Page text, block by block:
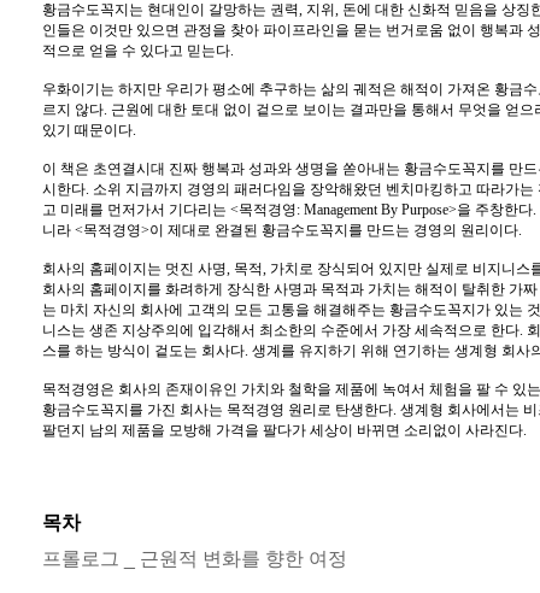
황금수도꼭지는 현대인이 갈망하는 권력, 지위, 돈에 대한 신화적 믿음을 상징
인들은 이것만 있으면 관정을 찾아 파이프라인을 묻는 번거로움 없이 행복과
적으로 얻을 수 있다고 믿는다.
우화이기는 하지만 우리가 평소에 추구하는 삶의 궤적은 해적이 가져온 황금
르지 않다. 근원에 대한 토대 없이 겉으로 보이는 결과만을 통해서 무엇을 얻
있기 때문이다.
이 책은 초연결시대 진짜 행복과 성과와 생명을 쏟아내는 황금수도꼭지를 만
시한다. 소위 지금까지 경영의 패러다임을 장악해왔던 벤치마킹하고 따라가
고 미래를 먼저가서 기다리는 <목적경영: Management By Purpose>을 주창한
니라 <목적경영>이 제대로 완결된 황금수도꼭지를 만드는 경영의 원리이다.
회사의 홈페이지는 멋진 사명, 목적, 가치로 장식되어 있지만 실제로 비지니스
회사의 홈페이지를 화려하게 장식한 사명과 목적과 가치는 해적이 탈취한 가
는 마치 자신의 회사에 고객의 모든 고통을 해결해주는 황금수도꼭지가 있는
니스는 생존 지상주의에 입각해서 최소한의 수준에서 가장 세속적으로 한다.
스를 하는 방식이 겉도는 회사다. 생계를 유지하기 위해 연기하는 생계형 회사
목적경영은 회사의 존재이유인 가치와 철학을 제품에 녹여서 체험을 팔 수 있
황금수도꼭지를 가진 회사는 목적경영 원리로 탄생한다. 생계형 회사에서는
팔던지 남의 제품을 모방해 가격을 팔다가 세상이 바뀌면 소리없이 사라진다.
목차
프롤로그 _ 근원적 변화를 향한 여정